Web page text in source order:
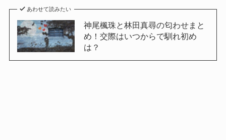
あわせて読みたい
神尾楓珠と林田真尋の匂わせまと
め！交際はいつからで馴れ初め
は？